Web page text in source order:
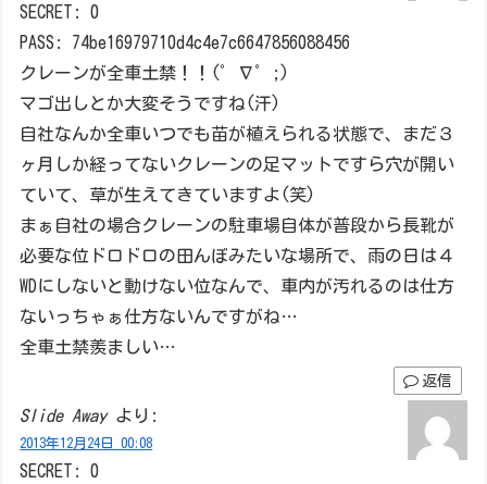
SECRET: 0
PASS: 74be16979710d4c4e7c6647856088456
クレーンが全車土禁！！(゜∇゜;)
マゴ出しとか大変そうですね(汗)
自社なんか全車いつでも苗が植えられる状態で、まだ３
ヶ月しか経ってないクレーンの足マットですら穴が開い
ていて、草が生えてきていますよ(笑)
まぁ自社の場合クレーンの駐車場自体が普段から長靴が
必要な位ドロドロの田んぼみたいな場所で、雨の日は４
WDにしないと動けない位なんで、車内が汚れるのは仕方
ないっちゃぁ仕方ないんですがね…
全車土禁羨ましい…
返信
Slide Away より:
2013年12月24日 00:08
SECRET: 0